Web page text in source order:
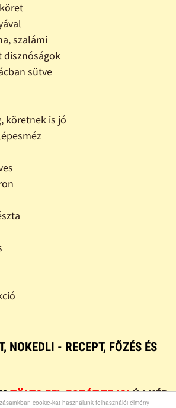
cookie-kat használunk felhasználói élmény
szalámi
sütve
köretnek is jó
NOKEDLI - RECEPT, FŐZÉS ÉS
TÖLTS FEL FOTÓT TE IS!ÚJ KÉP